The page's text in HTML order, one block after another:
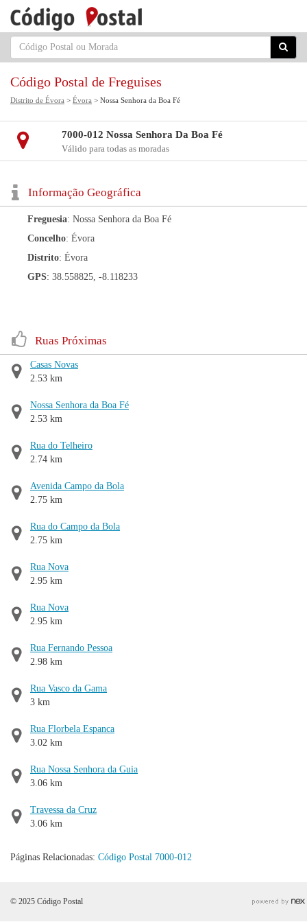
Código Postal de Freguises
Distrito de Évora > Évora > Nossa Senhora da Boa Fé
7000-012 Nossa Senhora Da Boa Fé
Válido para todas as moradas
Informação Geográfica
Freguesia: Nossa Senhora da Boa Fé
Concelho: Évora
Distrito: Évora
GPS: 38.558825, -8.118233
Ruas Próximas
Casas Novas
2.53 km
Nossa Senhora da Boa Fé
2.53 km
Rua do Telheiro
2.74 km
Avenida Campo da Bola
2.75 km
Rua do Campo da Bola
2.75 km
Rua Nova
2.95 km
Rua Nova
2.95 km
Rua Fernando Pessoa
2.98 km
Rua Vasco da Gama
3 km
Rua Florbela Espanca
3.02 km
Rua Nossa Senhora da Guia
3.06 km
Travessa da Cruz
3.06 km
Páginas Relacionadas: Código Postal 7000-012
© 2025 Código Postal